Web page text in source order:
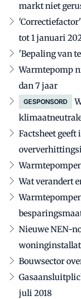
markt niet
tot 1 januari
'Bepaling van
Warmtepomp
dan 7 jaar
GESPONSORD
Factsheet
Wat verandert
Nieuwe NEN-
Bouwsector
juli 2018